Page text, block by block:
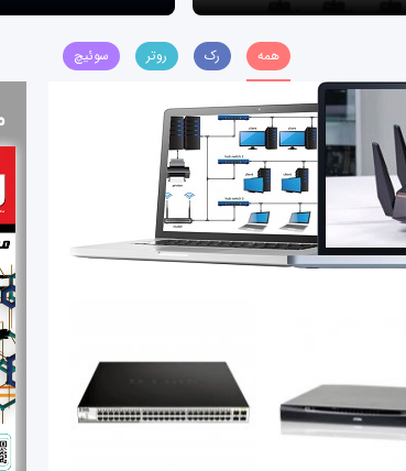
همه رک روتر سوئیچ